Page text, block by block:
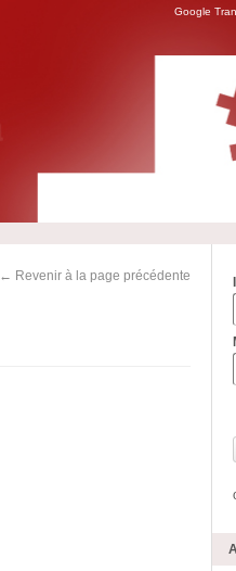
Google
← Revenir à la page précédente